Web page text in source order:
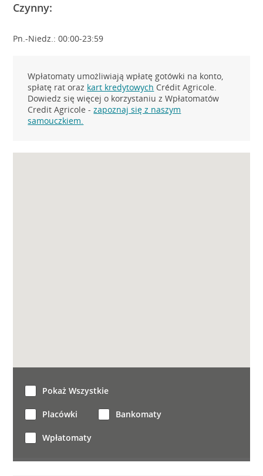
Czynny:
Pn.-Niedz.: 00:00-23:59
Wpłatomaty umożliwiają wpłatę gotówki na konto,
spłatę rat oraz kart kredytowych Crédit Agricole.
Dowiedz się więcej o korzystaniu z Wpłatomatów
Credit Agricole -zapoznaj się z naszym
samouczkiem.
Pokaż Wszystkie
Placówki Bankomaty
Wpłatomaty